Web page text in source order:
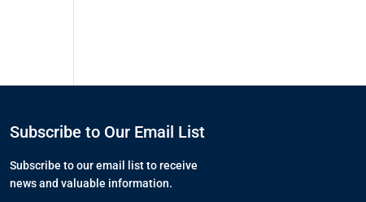
Subscribe to Our Email List
Subscribe to our email list to receive
news and valuable information.